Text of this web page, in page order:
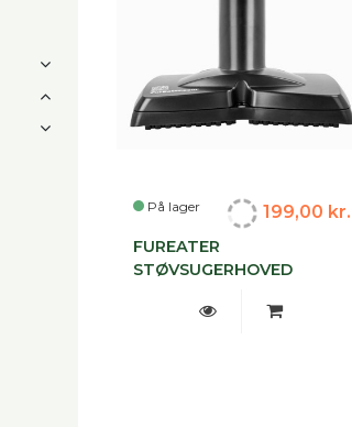
På lager 199,00 kr.
FUREATER
STØVSUGERHOVED